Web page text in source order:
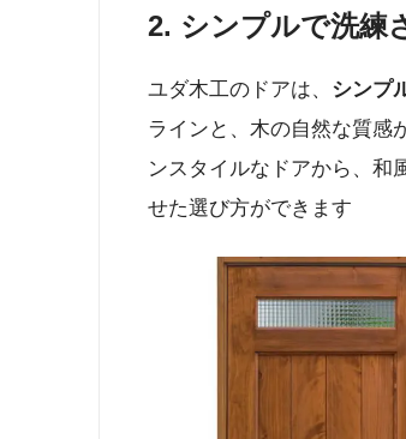
2. シンプルで洗練
ユダ木工のドアは、 シンプ
ラインと、木の自然な質感
ンスタイルなドアから、和
せた選び方ができます